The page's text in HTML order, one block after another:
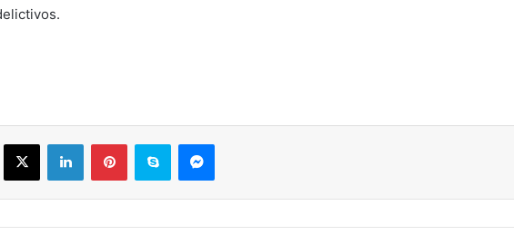
X LinkedInPinterestSkype Messenger